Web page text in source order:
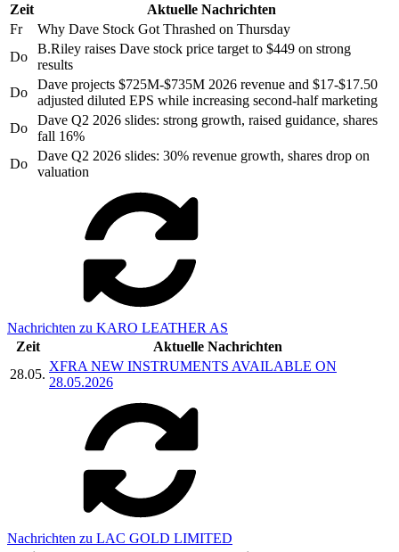
Zeit
Aktuelle Nachrichten
Fr
Why Dave Stock Got Thrashed on Thursday
Do
B.Riley raises Dave stock price target to $449 on strong
results
Do
Dave projects $725M-$735M 2026 revenue and $17-$17.50
adjusted diluted EPS while increasing second-half marketing
Do
Dave Q2 2026 slides: strong growth, raised guidance, shares
fall 16%
Do
Dave Q2 2026 slides: 30% revenue growth, shares drop on
valuation
Nachrichten zu KARO LEATHER AS
Zeit
Aktuelle Nachrichten
28.05.
XFRA NEW INSTRUMENTS AVAILABLE ON
28.05.2026
Nachrichten zu LAC GOLD LIMITED